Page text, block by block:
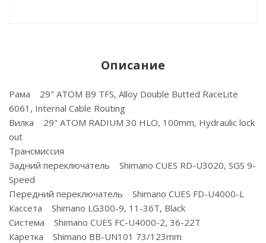
Описание
Рама 29" ATOM B9 TFS, Alloy Double Butted RaceLite
6061, Internal Cable Routing
Вилка 29" ATOM RADIUM 30 HLO, 100mm, Hydraulic lock
out
Трансмиссия
Задний переключатель Shimano CUES RD-U3020, SGS 9-
Speed
Передний переключатель Shimano CUES FD-U4000-L
Кассета Shimano LG300-9, 11-36T, Black
Система Shimano CUES FC-U4000-2, 36-22T
Каретка Shimano BB-UN101 73/123mm